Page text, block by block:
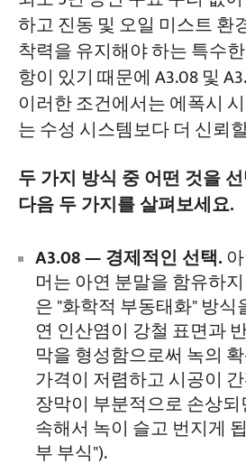
하고 진동 및 오일 미스트 환
착력을 유지해야 하는 특수
항이 있기 때문에 A3.08 및
이러한 조건에서는 에폭시
는 수성 시스템보다 더 신뢰
두 가지 방식 중 어떤 것을
다음 두 가지를 살펴보세요.
A3.08 — 경제적인 선택.
머는 아연 분말을 함유하
은 "화학적 부동태화" 방식
연 인산염이 강철 표면과
막을 형성함으로써 녹의
가격이 저렴하고 시공이
장막이 부분적으로 손상
속해서 녹이 슬고 번지게
부 부식").